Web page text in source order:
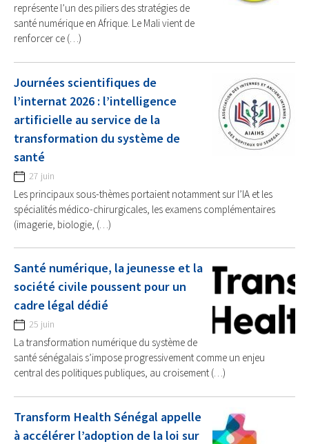
représente l’un des piliers des stratégies de
santé numérique en Afrique. Le Mali vient de
renforcer ce (…)
Journées scientifiques de
l’internat 2026 : l’intelligence
artificielle au service de la
transformation du système de
santé
27 juin
Les principaux sous-thèmes portaient notamment sur l’IA et les
spécialités médico-chirurgicales, les examens complémentaires
(imagerie, biologie, (…)
Santé numérique, la jeunesse et la
société civile poussent pour un
cadre légal dédié
25 juin
La transformation numérique du système de
santé sénégalais s’impose progressivement comme un enjeu
central des politiques publiques, au croisement (…)
Transform Health Sénégal appelle
à accélérer l’adoption de la loi sur